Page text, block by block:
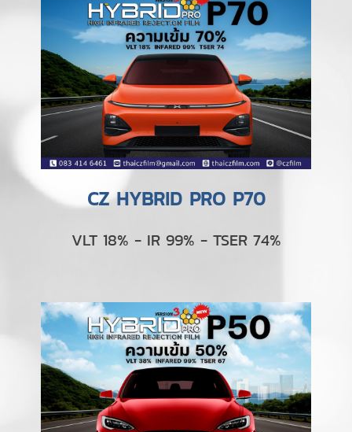
CZ HYBRID PRO P70
VLT 18% - IR 99% - TSER 74%